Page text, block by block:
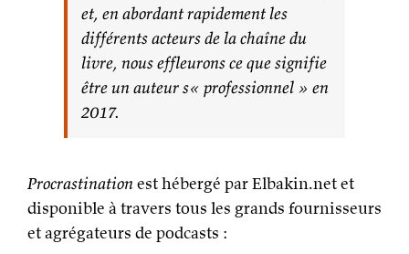
et, en abordant rapidement les
différents acteurs de la chaîne du
livre, nous effleurons ce que signifie
être un auteur s« professionnel » en
2017.
Procrastinationest hébergé par Elbakin.net et
disponible à travers tous les grands fournisseurs
et agrégateurs de podcasts :